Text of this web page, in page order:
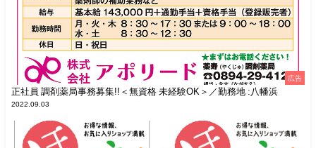
広告
正社員 調剤薬局事務募集!!＜無資格 未経験OK＞／勤務地 :八幡浜
2022.09.03